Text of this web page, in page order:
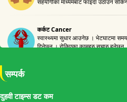
सम्पर्क
दुहवी टाइम्स डट कम